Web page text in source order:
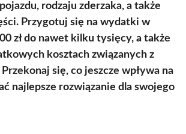
rodzaju zderzaka, a także
Przygotuj się na wydatki w
zł do nawet kilku tysięcy, a także
kosztach związanych z
się, co jeszcze wpływa na
najlepsze rozwiązanie dla swojego